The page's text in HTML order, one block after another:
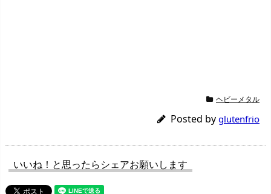
ヘビーメタル
Posted by glutenfrio
いいね！と思ったらシェアお願いします